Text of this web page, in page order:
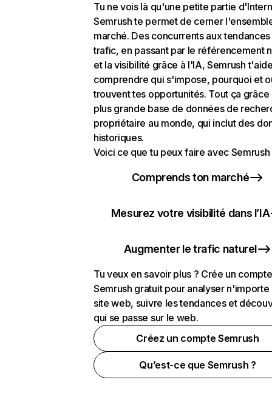
Tu ne vois là qu'une petite partie
Semrush te permet de cerner
marché. Des concurrents aux
trafic, en passant par le référencement
et la visibilité grâce à l'IA, Semrush
comprendre qui s'impose, pourquoi et
trouvent tes opportunités. Tout ça grâce
plus grande base de données de
propriétaire au monde, qui inclut des
historiques.
Voici ce que tu peux faire avec Semrush
Comprends ton marché
Mesurez votre visibilité dans l’IA
Augmenter le trafic naturel
Tu veux en savoir plus ? Crée un compte
Semrush gratuit pour analyser n'importe
site web, suivre les tendances et
qui se passe sur le web.
Créez un compte Semrush
Qu’est-ce que Semrush ?